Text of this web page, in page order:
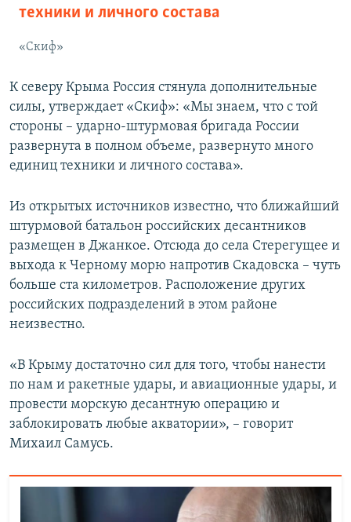
техники и личного состава
«Скиф»
К северу Крыма Россия стянула дополнительные
силы, утверждает «Скиф»: «Мы знаем, что с той
стороны – ударно-штурмовая бригада России
развернута в полном объеме, развернуто много
единиц техники и личного состава».
Из открытых источников известно, что ближайший
штурмовой батальон российских десантников
размещен в Джанкое. Отсюда до села Стерегущее и
выхода к Черному морю напротив Скадовска – чуть
больше ста километров. Расположение других
российских подразделений в этом районе
неизвестно.
«В Крыму достаточно сил для того, чтобы нанести
по нам и ракетные удары, и авиационные удары, и
провести морскую десантную операцию и
заблокировать любые акватории», – говорит
Михаил Самусь.